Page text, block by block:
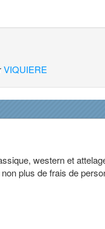
VIQUIERE
western et
plus de frais de